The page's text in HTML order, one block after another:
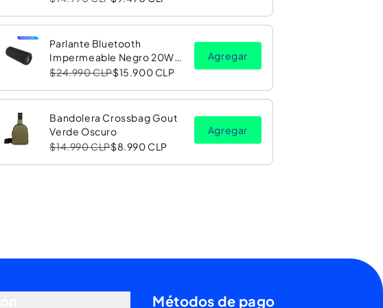
Parlante Bluetooth
Impermeable Negro 20W
con Luz LED RGB PV26 Copec
$24.990 CLP$15.900 CLP
Agregar
Bandolera Crossbag Gout
Verde Oscuro
$14.990 CLP$8.990 CLP
Agregar
Métodos de pago